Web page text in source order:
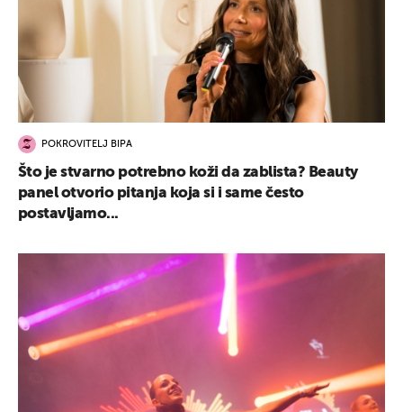
POKROVITELJ BIPA
Što je stvarno potrebno koži da zablista? Beauty
panel otvorio pitanja koja si i same često
postavljamo...